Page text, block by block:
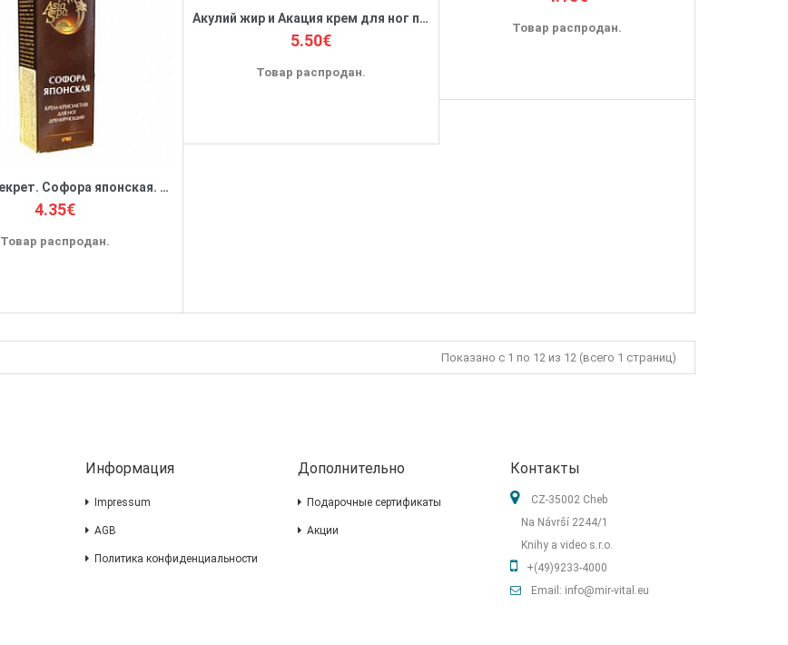
Тайский секрет. Софора японская. Крем-криоактив для ног дренирующий, 75мл
4.35€
Товар распродан.
Акулий жир и Акация крем для ног при варикозе и отечности, охлаждающий, 75мл
5.50€
Товар распродан.
Товар распродан.
Показано с 1 по 12 из 12 (всего 1 страниц)
Информация
Impressum
AGB
Политика конфиденциальности
Дополнительно
Подарочные сертификаты
Акции
Контакты
CZ-35002 Cheb
Na Návrší 2244/1
Knihy a video s.r.o.
+(49)9233-4000
Email: info@mir-vital.eu